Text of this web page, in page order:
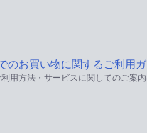
のお買い物に関するご利用
用方法・サービスに関してのご案